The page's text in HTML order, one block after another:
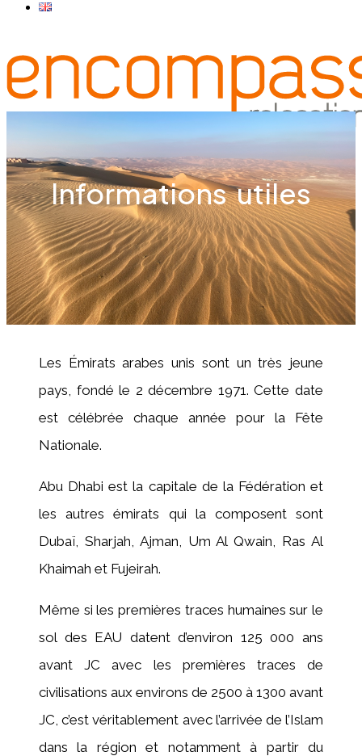
Informations utiles
Les Émirats arabes unis sont un très jeune
pays, fondé le 2 décembre 1971. Cette date
est célébrée chaque année pour la Fête
Nationale.
Abu Dhabi est la capitale de la Fédération et
les autres émirats qui la composent sont
Dubaï, Sharjah, Ajman, Um Al Qwain, Ras Al
Khaimah et Fujeirah.
Même si les premières traces humaines sur le
sol des EAU datent d’environ 125 000 ans
avant JC avec les premières traces de
civilisations aux environs de 2500 à 1300 avant
JC, c’est véritablement avec l’arrivée de l’Islam
dans la région et notamment à partir du